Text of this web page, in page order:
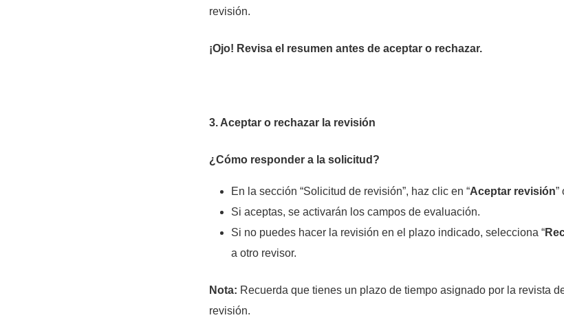
revisión.
¡Ojo! Revisa el resumen antes de aceptar o rechazar.
3. Aceptar o rechazar la revisión
¿Cómo responder a la solicitud?
En la sección “Solicitud de revisión”, haz clic en “Aceptar revisión”
Si aceptas, se activarán los campos de evaluación.
Si no puedes hacer la revisión en el plazo indicado, selecciona “
a otro revisor.
Nota: Recuerda que tienes un plazo de tiempo asignado por la revista
revisión.